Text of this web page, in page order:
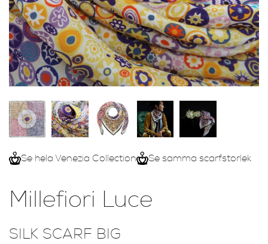
Se hela Venezia Collection Se samma scarfstorlek
Millefiori Luce
SILK SCARF BIG